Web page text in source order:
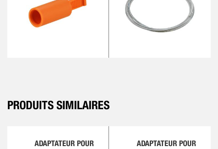
PRODUITS SIMILAIRES
ADAPTATEUR POUR
ADAPTATEUR POUR